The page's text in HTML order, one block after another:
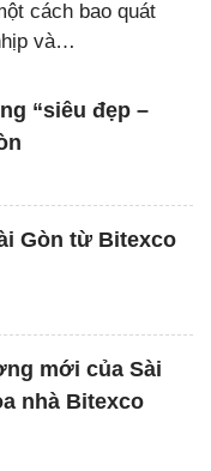
cách bao quát
và…
“siêu đẹp –
Gòn từ Bitexco
mới của Sài
nhà Bitexco